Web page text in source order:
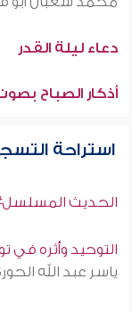
دعاء ليلة القدر
أذكار الصباح
استراحة
الحديث
التوحيد وأثره في
ياسر عبد الله